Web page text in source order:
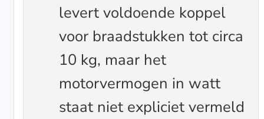
levert voldoende koppel
voor braadstukken tot circa
10 kg, maar het
motorvermogen in watt
staat niet expliciet vermeld